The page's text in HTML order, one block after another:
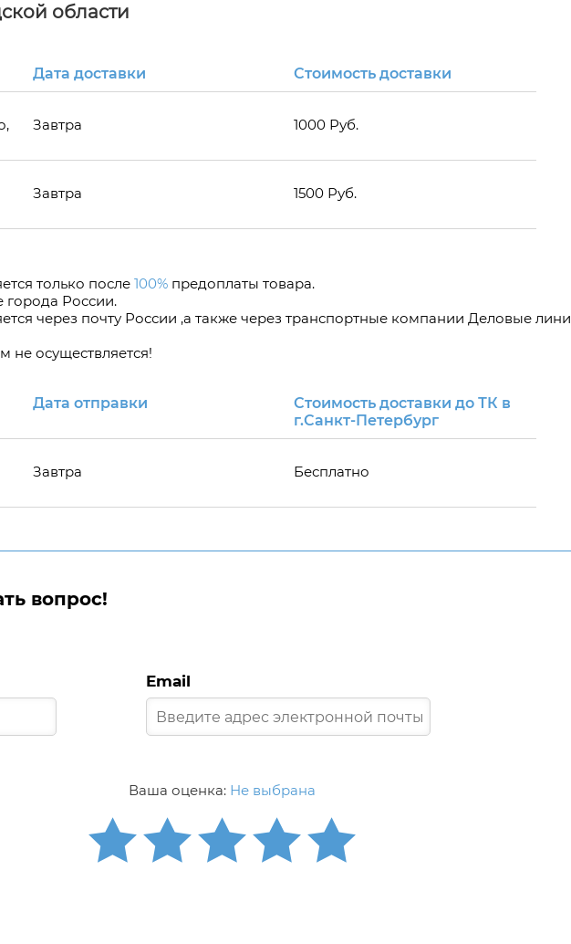
области
Дата доставки Стоимость доставки
Завтра 1000 Руб.
Завтра 1500 Руб.
только после 100% предоплаты товара.
города России.
через почту России ,а также через транспортные компании Деловые
не осуществляется!
Дата отправки
Стоимость доставки до ТК в
г.Санкт-Петербург
Завтра Бесплатно
вопрос!
Email
Ваша оценка: Не выбрана